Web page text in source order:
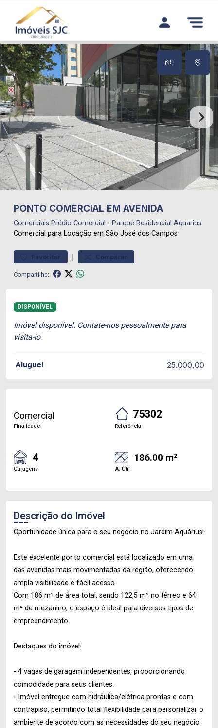
PONTO COMERCIAL EM AVENIDA
Comerciais Prédio Comercial - Parque Residencial Aquarius
Comercial para Locação em São José dos Campos
|
Compartilhe:
DISPONÍVEL
Imóvel disponível. Contate-nos pessoalmente para
visita-lo
Aluguel 25.000,00
Comercial
Finalidade
75302
Referência
4
Garagens
186.00 m²
A. Útil
Descrição do Imóvel
Oportunidade única para o seu negócio no Jardim Aquárius!
Este excelente ponto comercial está localizado em uma
das avenidas mais movimentadas da região, oferecendo
ampla visibilidade e fácil acesso.
Com 186 m² de área total, sendo 122,5 m² no térreo e 64
m² de mezanino, o espaço é ideal para diversos tipos de
empreendimento.
Destaques do imóvel:
- 4 vagas de garagem independentes, proporcionando
comodidade para seus clientes.
- Imóvel entregue com hidráulica/elétrica prontas e com
contrapiso, permitindo total flexibilidade para personalizar o
ambiente de acordo com as necessidades do seu negócio.